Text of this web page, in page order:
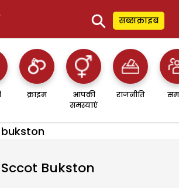
⚲ सब्सक्राइब
क्राइम
आपकी
समस्याएं
राजनीति
Sccot Bukston